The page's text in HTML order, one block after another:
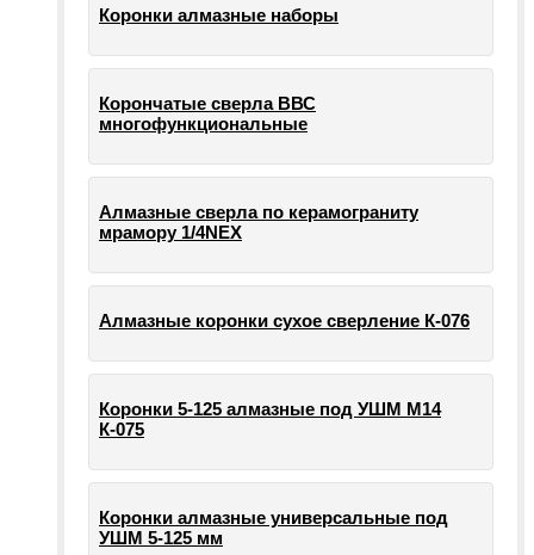
Коронки алмазные наборы
Корончатые сверла ВВС
многофункциональные
Алмазные сверла по керамограниту
мрамору 1/4NEX
Алмазные коронки сухое сверление К-076
Коронки 5-125 алмазные под УШМ М14
К-075
Коронки алмазные универсальные под
УШМ 5-125 мм